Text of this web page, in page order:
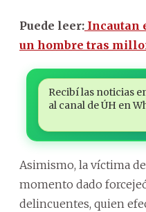
Puede leer: Incautan
un hombre tras
Recibí las noticias
al canal de ÚH en
Asimismo, la víctima
momento dado
delincuentes, quien